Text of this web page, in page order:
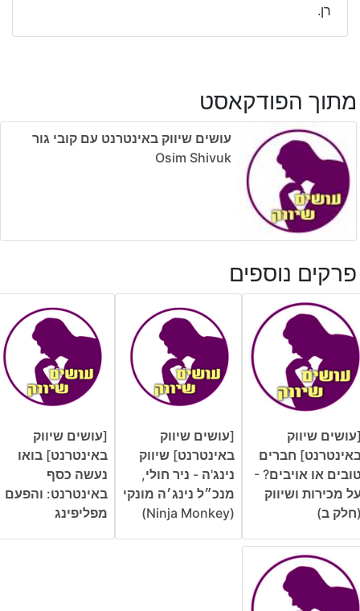
רן.
מתוך הפודקאסט
עושים שיווק באינטרנט עם קובי גור
Osim Shivuk
פרקים נוספים
שיווק
חברים
או אויבים? -
מכירות ושיווק
ב)
[עושים שיווק
באינטרנט] שיווק
נינג'ה - ניר חולי,
מנכ״ל נינג׳ה מונקי
(Ninja Monkey)
[עושים שיווק
באינטרנט] בואו
נעשה כסף
באינטרנט: והפעם
מפליפינג